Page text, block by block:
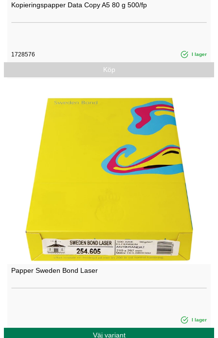
Kopieringspapper Data Copy A5 80 g 500/fp
1728576 I lager
Köp
Papper Sweden Bond Laser
I lager
Väj variant